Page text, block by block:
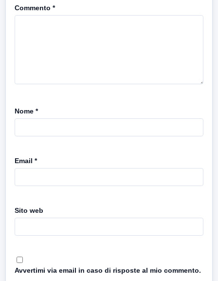
Commento *
Nome *
Email *
Sito web
Avvertimi via email in caso di risposte al mio commento.